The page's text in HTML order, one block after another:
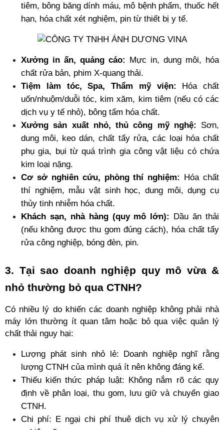
tiêm, bông băng dính máu, mô bệnh phẩm, thuốc hết
hạn, hóa chất xét nghiệm, pin từ thiết bị y tế.
Xưởng in ấn, quảng cáo: Mực in, dung môi, hóa
chất rửa bản, phim X-quang thải.
Tiệm làm tóc, Spa, Thẩm mỹ viện: Hóa chất
uốn/nhuộm/duỗi tóc, kim xăm, kim tiêm (nếu có các
dịch vụ y tế nhỏ), bông tẩm hóa chất.
Xưởng sản xuất nhỏ, thủ công mỹ nghệ: Sơn,
dung môi, keo dán, chất tẩy rửa, các loại hóa chất
phụ gia, bụi từ quá trình gia công vật liệu có chứa
kim loại nặng.
Cơ sở nghiên cứu, phòng thí nghiệm: Hóa chất
thí nghiệm, mẫu vật sinh học, dung môi, dụng cụ
thủy tinh nhiễm hóa chất.
Khách sạn, nhà hàng (quy mô lớn): Dầu ăn thải
(nếu không được thu gom đúng cách), hóa chất tẩy
rửa công nghiệp, bóng đèn, pin.
3. Tại sao doanh nghiệp quy mô vừa &
nhỏ thường bỏ qua CTNH?
Có nhiều lý do khiến các doanh nghiệp không phải nhà
máy lớn thường ít quan tâm hoặc bỏ qua việc quản lý
chất thải nguy hại:
Lượng phát sinh nhỏ lẻ: Doanh nghiệp nghĩ rằng
lượng CTNH của mình quá ít nên không đáng kể.
Thiếu kiến thức pháp luật: Không nắm rõ các quy
định về phân loại, thu gom, lưu giữ và chuyển giao
CTNH.
Chi phí: E ngại chi phí thuê dịch vụ xử lý chuyên